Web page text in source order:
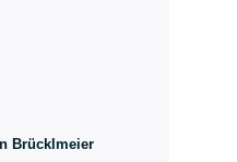
Brücklmeier